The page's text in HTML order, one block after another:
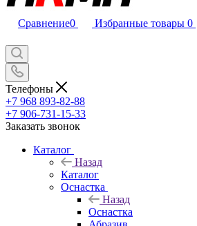
Сравнение0 Избранные товары 0
Телефоны
+7 968 893-82-88
+7 906-731-15-33
Заказать звонок
Каталог
Назад
Каталог
Оснастка
Назад
Оснастка